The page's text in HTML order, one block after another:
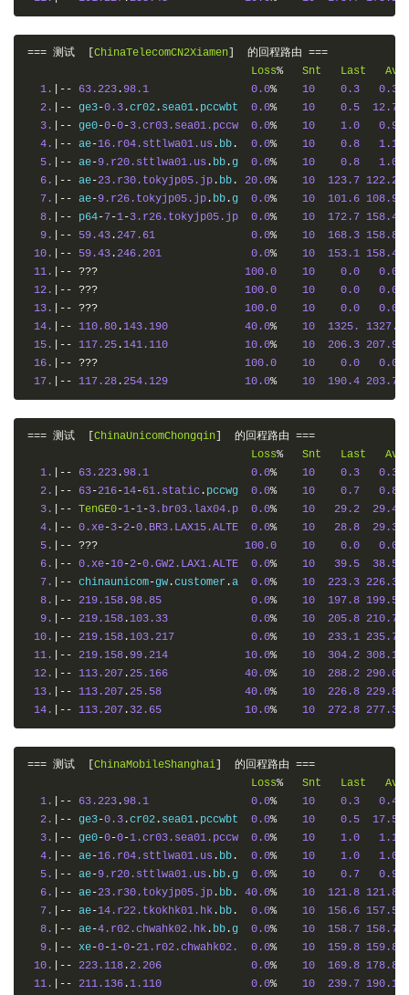
=== 测试 ChinaTelecomCN2Xiamen 的回程路由 ===
Loss% Snt Last
Avg
1.
|-- 63.223 .98.1 0.0% 10 0.3
0.3
2.
|-- ge3-0.3 .cr02 . sea01 . pccwbt 0.0% 10 0.5
12.7
3.
|-- ge0-0-0-3.cr03.sea01.pccw 0.0% 10 1.0
0.9
4.
|-- ae-16.r04.sttlwa01.us . bb . 0.0% 10 0.8
1.1
5.
|-- ae-9.r20.sttlwa01.us . bb .g 0.0% 10 0.8
1.0
6.
|-- ae-23.r30.tokyjp05.jp . bb . 20.0% 10 123.7 122.2
7.
|-- ae-9.r26.tokyjp05.jp . bb .g 0.0% 10 101.6 108.9
8.
|-- p64-7-1-3.r26.tokyjp05.jp 0.0% 10 172.7 158.4
9.
|-- 59.43 .247.61 0.0% 10 168.3 158.8
10.
|-- 59.43 .246.201 0.0% 10 153.1 158.4
11.
|-- ??? 100.0 10 0.0
0.0
12.
|-- ??? 100.0 10 0.0
0.0
13.
|-- ??? 100.0 10 0.0
0.0
14.
|-- 110.80 . 143.190 40.0% 10 1325. 1327.
15.
|-- 117.25 . 141.110 10.0% 10 206.3 207.9
16.
|-- ??? 100.0 10 0.0
0.0
17.
|-- 117.28 .254.129 10.0% 10 190.4 203.7
=== 测试 ChinaUnicomChongqin 的回程路由 ===
Loss% Snt Last
Avg
1.
|-- 63.223 .98.1 0.0% 10 0.3
0.3
2.
|-- 63-216-14-61.static . pccwg 0.0% 10 0.7
0.8
3.
|-- TenGE0-1-1-3.br03.lax04.p 0.0% 10 29.2
29.4
4.
|-- 0.xe-3-2-0.BR3.LAX15.ALTE 0.0% 10 28.8
29.3
5.
|-- ??? 100.0 10 0.0
0.0
6.
|-- 0.xe-10-2-0.GW2.LAX1.ALTE 0.0% 10 39.5
38.5
7.
|-- chinaunicom-gw .customer .a 0.0% 10 223.3 226.3
8.
|-- 219.158 .98.85 0.0% 10 197.8 199.5
9.
|-- 219.158 . 103.33 0.0% 10 205.8 210.7
10.
|-- 219.158 . 103.217 0.0% 10 233.1 235.7
11.
|-- 219.158 .99.214 10.0% 10 304.2 308.1
12.
|-- 113.207 .25.166 40.0% 10 288.2 290.0
13.
|-- 113.207 .25.58 40.0% 10 226.8 229.8
14.
|-- 113.207 . 32.65 10.0% 10 272.8 277.3
=== 测试 ChinaMobileShanghai 的回程路由 ===
Loss% Snt Last
Avg
1.
|-- 63.223 .98.1 0.0% 10 0.3
0.4
2.
|-- ge3-0.3 .cr02 . sea01 . pccwbt 0.0% 10 0.5
17.5
3.
|-- ge0-0-0-1.cr03.sea01.pccw 0.0% 10 1.0
1.1
4.
|-- ae-16.r04.sttlwa01.us . bb . 0.0% 10 1.0
1.0
5.
|-- ae-9.r20.sttlwa01.us . bb .g 0.0% 10 0.7
0.9
6.
|-- ae-23.r30.tokyjp05.jp . bb . 40.0% 10 121.8 121.8
7.
|-- ae-14.r22.tkokhk01.hk . bb . 0.0% 10 156.6 157.5
8.
|-- ae-4.r02.chwahk02.hk . bb .g 0.0% 10 158.7 158.7
9.
|-- xe-0-1-0-21.r02.chwahk02. 0.0% 10 159.8 159.8
10.
|-- 223.118 .2.206 0.0% 10 169.8 178.8
11.
|-- 211.136 . 1.110 0.0% 10 239.7 190.1